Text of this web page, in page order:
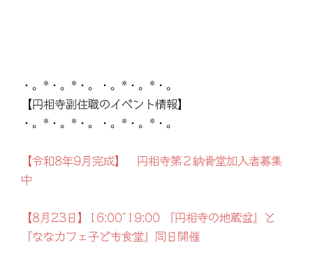
・。*・。*・。・。*・。*・。
【円相寺副住職のイベント情報】
・。*・。*・。・。*・。*・。
【令和8年9月完成】 円相寺第２納骨堂加入者募集
中
【8月23日】16:00~19:00 『円相寺の地蔵盆』と
『ななカフェ子ども食堂』同日開催